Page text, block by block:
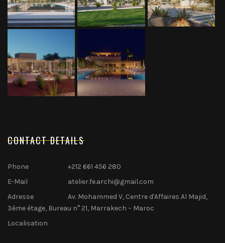
CONTACT DETAILS
Phone
+212 661 456 280
E-Mail
atelier.fe.archi@gmail.com
Adresse
Av. Mohammed V, Centre d'Affaires Al Majid,
3ème étage, Bureau n° 21, Marrakech – Maroc
Localisation